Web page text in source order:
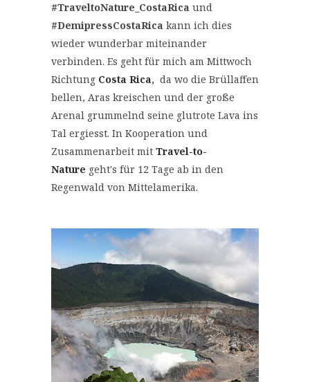
#TraveltoNature_CostaRica und
#DemipressCostaRica kann ich dies
wieder wunderbar miteinander
verbinden. Es geht für mich am Mittwoch
Richtung Costa Rica, da wo die Brüllaffen
bellen, Aras kreischen und der große
Arenal grummelnd seine glutrote Lava ins
Tal ergiesst. In Kooperation und
Zusammenarbeit mit Travel-to-
Nature geht's für 12 Tage ab in den
Regenwald von Mittelamerika.